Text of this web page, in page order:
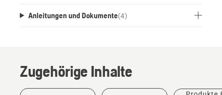
Anleitungen und Dokumente(4)
Zugehörige Inhalte